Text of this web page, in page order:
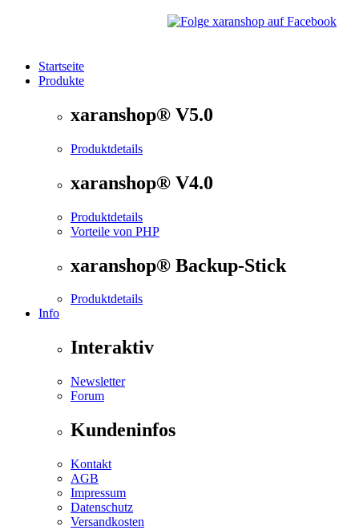
Startseite
Produkte
xaranshop® V5.0
Produktdetails
xaranshop® V4.0
Produktdetails
Vorteile von PHP
xaranshop® Backup-Stick
Produktdetails
Info
Interaktiv
Newsletter
Forum
Kundeninfos
Kontakt
AGB
Impressum
Datenschutz
Versandkosten